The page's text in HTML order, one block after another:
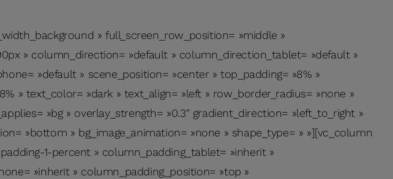
» full_screen_row_position= »middle »
» column_direction= »default » column_direction_tablet= »default »
»default » scene_position= »center » top_padding= »8% »
» text_color= »dark » text_align= »left » row_border_radius= »none »
»bg » overlay_strength= »0.3″ gradient_direction= »left_to_right »
»bottom » bg_image_animation= »none » shape_type= » »][vc_column
1-percent » column_padding_tablet= »inherit »
»inherit » column_padding_position= »top »